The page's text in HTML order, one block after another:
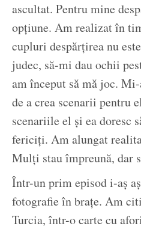
ascultat. Pentru mine
opțiune. Am realizat în
cupluri despărțirea nu
judec, să-mi dau ochii
am început să mă joc.
de a crea scenarii pentru
scenariile el și ea doresc
fericiți. Am alungat
Mulți stau împreună, dar
Într-un prim episod i-aș
fotografie în brațe. Am
Turcia, într-o carte cu